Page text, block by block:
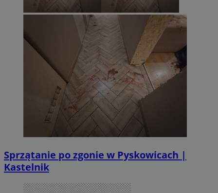
Sprzątanie po zgonie w Pyskowicach |
Kastelnik